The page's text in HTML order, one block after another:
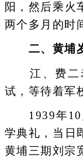
阳，然后乘火
两个多月的时
二、黄埔
江、费二老
试，等待着军
1939年10
学典礼，当日
黄埔三期刘宗